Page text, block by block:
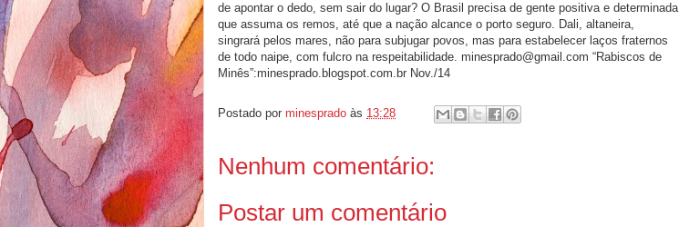
de apontar o dedo, sem sair do lugar? O Brasil precisa de gente positiva e determinada
que assuma os remos, até que a nação alcance o porto seguro. Dali, altaneira,
singrará pelos mares, não para subjugar povos, mas para estabelecer laços fraternos
de todo naipe, com fulcro na respeitabilidade. minesprado@gmail.com “Rabiscos de
Minês”:minesprado.blogspot.com.br Nov./14
Postado por minesprado às 13:28
Nenhum comentário:
Postar um comentário